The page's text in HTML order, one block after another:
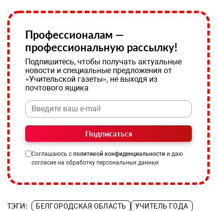
Профессионалам —
профессиональную рассылку!
Подпишитесь, чтобы получать актуальные
новости и специальные предложения от
«Учительской газеты», не выходя из
почтового ящика
Подписаться
Соглашаюсь с политикой конфиденциальности и даю
согласие на обработку персональных данных
ТЭГИ: БЕЛГОРОДСКАЯ ОБЛАСТЬ УЧИТЕЛЬ ГОДА